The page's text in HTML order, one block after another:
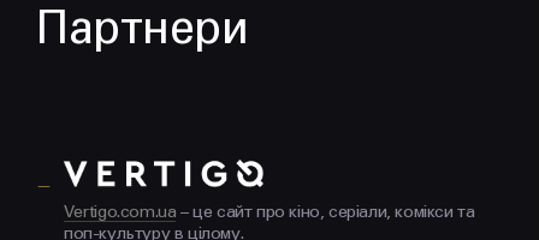
Партнери
Vertigo.com.ua – це сайт про кіно, серіали, комікси та
поп-культуру в цілому.